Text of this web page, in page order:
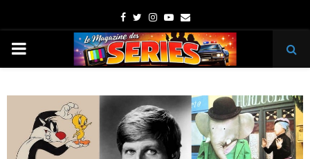
Facebook
TwitterInstagram
Youtube
Email
PRIMARY